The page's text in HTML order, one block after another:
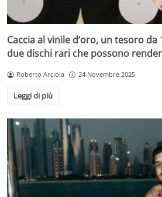
Caccia al vinile d’oro, un tesoro da
due dischi rari che possono
Roberto Arciola 24 Novembre 2025
Leggi di più